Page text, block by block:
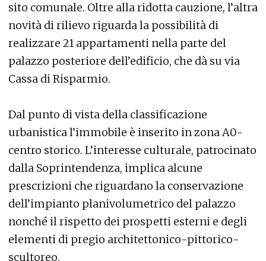
sito comunale. Oltre alla ridotta cauzione, l’altra
novità di rilievo riguarda la possibilità di
realizzare 21 appartamenti nella parte del
palazzo posteriore dell’edificio, che dà su via
Cassa di Risparmio.
Dal punto di vista della classificazione
urbanistica l’immobile è inserito in zona A0-
centro storico. L’interesse culturale, patrocinato
dalla Soprintendenza, implica alcune
prescrizioni che riguardano la conservazione
dell’impianto planivolumetrico del palazzo
nonché il rispetto dei prospetti esterni e degli
elementi di pregio architettonico-pittorico-
scultoreo.